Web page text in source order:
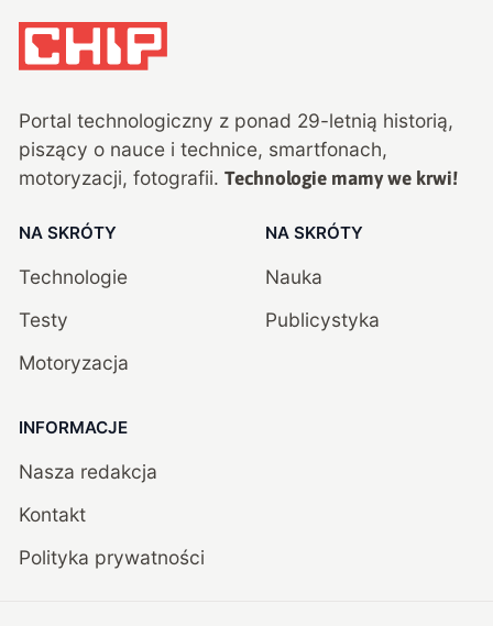
Portal technologiczny z ponad 29-letnią historią,
piszący o nauce i technice, smartfonach,
motoryzacji, fotografii. Technologie mamy we krwi!
NA SKRÓTY
Technologie
Testy
Motoryzacja
NA SKRÓTY
Nauka
Publicystyka
INFORMACJE
Nasza redakcja
Kontakt
Polityka prywatności